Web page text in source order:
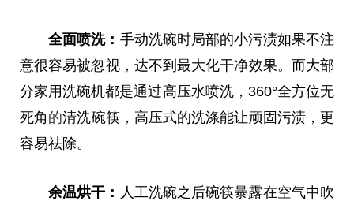
全面喷洗： 手动洗碗时局部的小污渍如果不注
意很容易被忽视，达不到最大化干净效果。而大部
分家用洗碗机都是通过高压水喷洗，360°全方位无
死角 的清洗碗筷，高压式的洗涤能让顽固污渍，更
容易祛除。
余温烘干： 人工洗碗之后碗筷暴露在空气中吹